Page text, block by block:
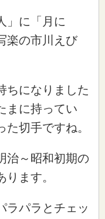
」に「月に
楽の市川えび
ちになりました
まに持ってい
切手ですね。
治～昭和初期の
ます。
ラパラとチェッ